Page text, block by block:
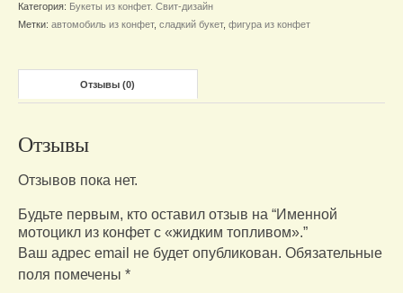
конфет
с
топливом".
Категория: Букеты из конфет. Свит-дизайн
Метки: автомобиль из конфет, сладкий букет, фигура из конфет
Отзывы (0)
Отзывы
Отзывов пока нет.
Будьте первым, кто оставил отзыв на “Именной
мотоцикл из конфет с «жидким топливом».”
Ваш адрес email не будет опубликован. Обязательные
поля помечены *